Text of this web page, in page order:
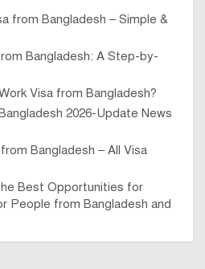
from Bangladesh – Simple &
Bangladesh: A Step-by-
Visa from Bangladesh?
2026-Update News
Bangladesh – All Visa
Best Opportunities for
People from Bangladesh and